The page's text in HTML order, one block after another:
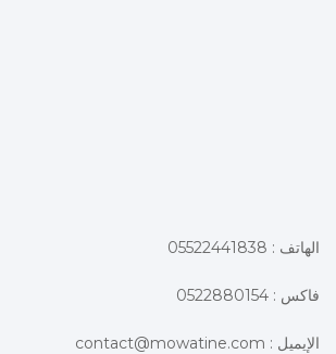
الهاتف : 05522441838
فاكس : 0522880154
الإيميل : contact@mowatine.com